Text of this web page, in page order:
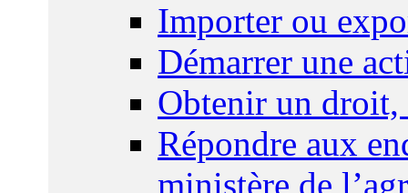
Importer ou
Démarrer une
Obtenir un droit,
Répondre aux
ministère de